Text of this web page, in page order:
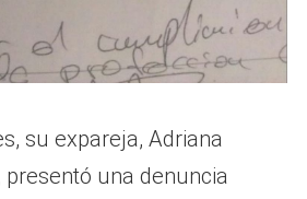
su expareja, Adriana
una denuncia